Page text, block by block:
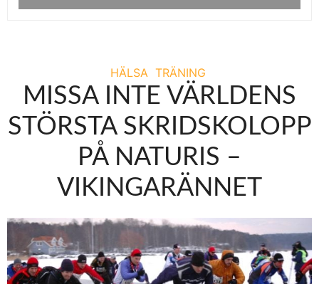
HÄLSA TRÄNING
MISSA INTE VÄRLDENS
STÖRSTA SKRIDSKOLOPP
PÅ NATURIS –
VIKINGARÄNNET